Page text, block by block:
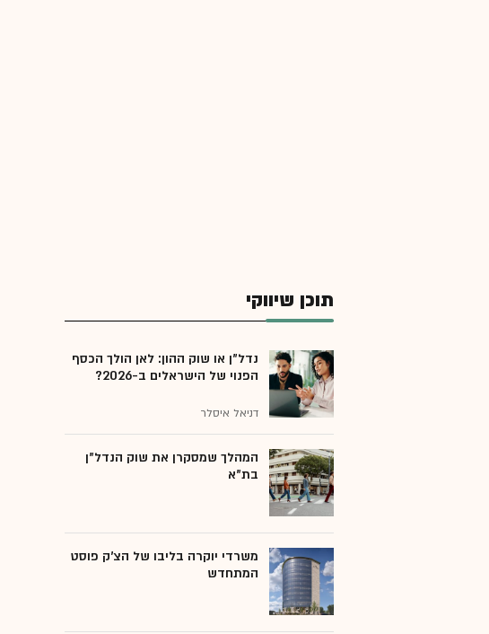
תוכן שיווקי
נדל"ן או שוק ההון: לאן הולך הכסף
הפנוי של הישראלים ב-2026?
דניאל איסלר
המהלך שמסקרן את שוק הנדל"ן
בת"א
משרדי יוקרה בליבו של הצ'ק פוסט
המתחדש